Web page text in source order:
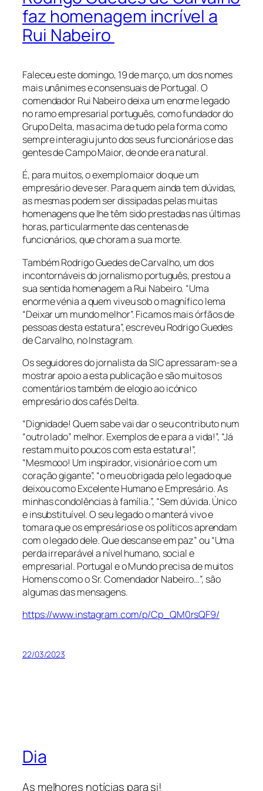
faz homenagem incrível a
Rui Nabeiro
Faleceu este domingo, 19 de março, um dos nomes
mais unânimes e consensuais de Portugal. O
comendador Rui Nabeiro deixa um enorme legado
no ramo empresarial português, como fundador do
Grupo Delta, mas acima de tudo pela forma como
sempre interagiu junto dos seus funcionários e das
gentes de Campo Maior, de onde era natural.
É, para muitos, o exemplo maior do que um
empresário deve ser. Para quem ainda tem dúvidas,
as mesmas podem ser dissipadas pelas muitas
homenagens que lhe têm sido prestadas nas últimas
horas, particularmente das centenas de
funcionários, que choram a sua morte.
Também Rodrigo Guedes de Carvalho, um dos
incontornáveis do jornalismo português, prestou a
sua sentida homenagem a Rui Nabeiro. “Uma
enorme vénia a quem viveu sob o magnífico lema
“Deixar um mundo melhor”. Ficamos mais órfãos de
pessoas desta estatura”, escreveu Rodrigo Guedes
de Carvalho, no Instagram.
Os seguidores do jornalista da SIC apressaram-se a
mostrar apoio a esta publicação e são muitos os
comentários também de elogio ao icónico
empresário dos cafés Delta.
“Dignidade! Quem sabe vai dar o seu contributo num
“outro lado” melhor. Exemplos de e para a vida!”, “Já
restam muito poucos com esta estatura!”,
“Mesmooo! Um inspirador, visionário e com um
coração gigante”, “o meu obrigada pelo legado que
deixou como Excelente Humano e Empresário. As
minhas condolências à família.”, “Sem dúvida. Único
e insubstituível. O seu legado o manterá vivo e
tomara que os empresários e os políticos aprendam
com o legado dele. Que descanse em paz” ou “Uma
perda irreparável a nível humano, social e
empresarial. Portugal e o Mundo precisa de muitos
Homens como o Sr. Comendador Nabeiro…”, são
algumas das mensagens.
https://www.instagram.com/p/Cp_QM0rsQF9/
22/03/2023
Dia
As melhores notícias para si!